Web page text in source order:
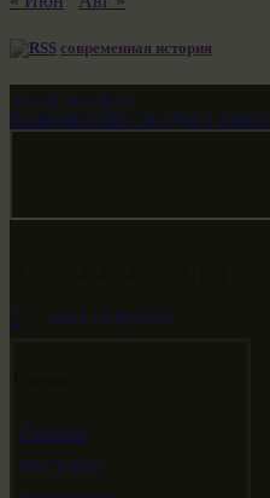
современная история
Звездные врата
НАШ МИР ВЧЕРА СЕГОДНЯ И ЗАВТРА
+682 (000) 0001
Главная
Выставки